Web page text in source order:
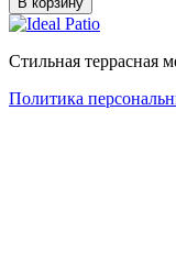
Стильная террасная
Политика